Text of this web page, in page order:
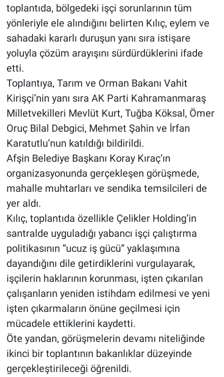
toplantıda, bölgedeki işçi sorunlarının tüm
yönleriyle ele alındığını belirten Kılıç, eylem ve
sahadaki kararlı duruşun yanı sıra istişare
yoluyla çözüm arayışını sürdürdüklerini ifade
etti.
Toplantıya, Tarım ve Orman Bakanı Vahit
Kirişçi’nin yanı sıra AK Parti Kahramanmaraş
Milletvekilleri Mevlüt Kurt, Tuğba Köksal, Ömer
Oruç Bilal Debgici, Mehmet Şahin ve İrfan
Karatutlu’nun katıldığı bildirildi.
Afşin Belediye Başkanı Koray Kıraç’ın
organizasyonunda gerçekleşen görüşmede,
mahalle muhtarları ve sendika temsilcileri de
yer aldı.
Kılıç, toplantıda özellikle Çelikler Holding’in
santralde uyguladığı yabancı işçi çalıştırma
politikasının “ucuz iş gücü” yaklaşımına
dayandığını dile getirdiklerini vurgulayarak,
işçilerin haklarının korunması, işten çıkarılan
çalışanların yeniden istihdam edilmesi ve yeni
işten çıkarmaların önüne geçilmesi için
mücadele ettiklerini kaydetti.
Öte yandan, görüşmelerin devamı niteliğinde
ikinci bir toplantının bakanlıklar düzeyinde
gerçekleştirileceği öğrenildi.